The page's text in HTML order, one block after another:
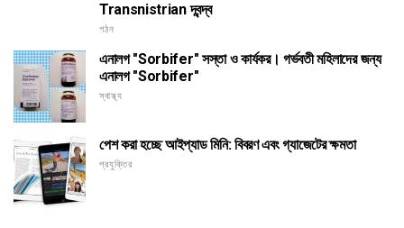
Transnistrian দ্বন্দ্ব
গঠন
এনালগ "Sorbifer" সস্তা ও কার্যকর। গর্ভবতী মহিলাদের জন্য
এনালগ "Sorbifer"
স্বাস্থ্য
পেশ করা হচ্ছে আইপ্যাড মিনি: বিবরণ এবং গ্যাজেটের ক্ষমতা
প্রযুক্তির